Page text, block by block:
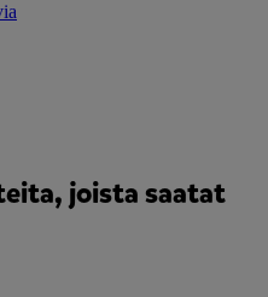
joista saatat